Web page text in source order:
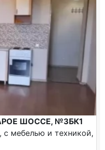
ШОССЕ, №3БК1
с мебелью и техникой,